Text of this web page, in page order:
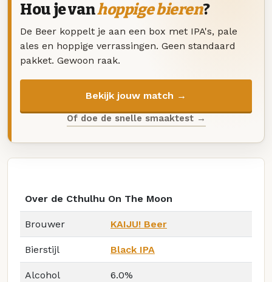
Hou je vanhoppige bieren?
De Beer koppelt je aan een box met IPA's, pale
ales en hoppige verrassingen. Geen standaard
pakket. Gewoon raak.
Bekijk jouw match →
Of doe de snelle smaaktest →
Over de Cthulhu On The Moon
Brouwer KAIJU! Beer
Bierstijl Black IPA
Alcohol 6.0%